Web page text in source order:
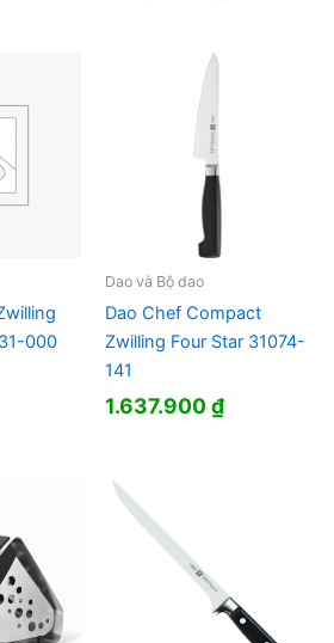
000
Dao và Bộ dao
Dao Chef Compact
Zwilling Four Star 31074-
141
1.637.900₫